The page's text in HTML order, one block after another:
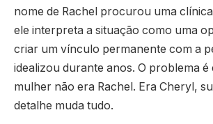
nome de Rachel procurou uma
ele interpreta a situação como uma
criar um vínculo permanente com a
idealizou durante anos. O problema é
mulher não era Rachel. Era Cheryl,
detalhe muda tudo.